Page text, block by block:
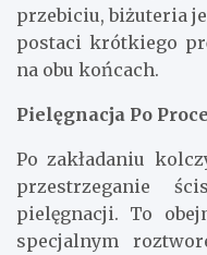
przebiciu, biżuteria
postaci krótkiego
na obu końcach.
Pielęgnacja Po
Po zakładaniu
przestrzeganie
pielęgnacji. To
specjalnym